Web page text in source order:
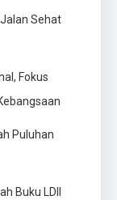
Sehat
Fokus
Puluhan
Buku LDII